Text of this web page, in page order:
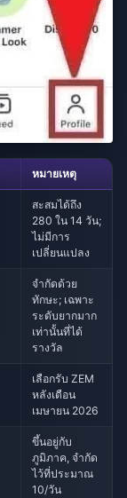
หมายเหตุ
สะสมได้ถึง
280 ใน 14 วัน;
ไม่มีการ
เปลี่ยนแปลง
จำกัดด้วย
ทักษะ; เฉพาะ
ระดับยากมาก
เท่านั้นที่ได้
รางวัล
เลือกรับ ZEM
หลังเดือน
เมษายน 2026
ขึ้นอยู่กับ
ภูมิภาค, จำกัด
ไว้ที่ประมาณ
10/วัน